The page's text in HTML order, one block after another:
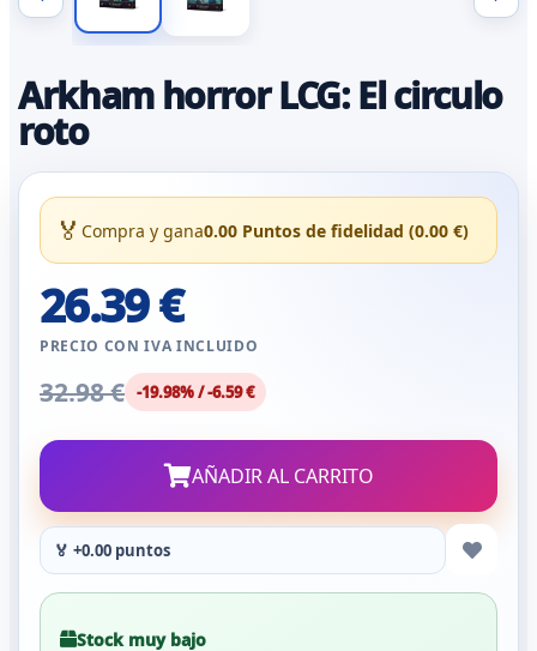
Arkham horror LCG: El circulo
roto
🏅 Compra y gana0.00 Puntos de fidelidad (0.00 €)
26.39 €
PRECIO CON IVA INCLUIDO
32.98 € -19.98% / -6.59 €
AÑADIR AL CARRITO
🏅 +0.00 puntos
Stock muy bajo